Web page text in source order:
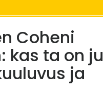
Coheni
kas ta on
ja